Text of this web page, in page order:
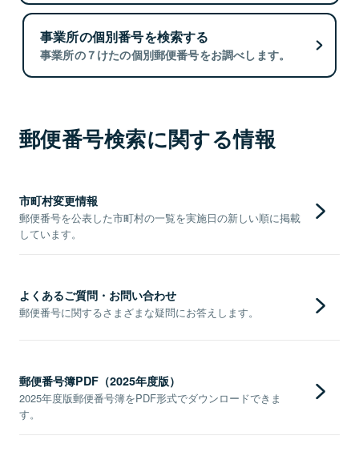
事業所の個別番号を検索する
事業所の７けたの個別郵便番号をお調べします。
郵便番号検索に関する情報
市町村変更情報
郵便番号を公表した市町村の一覧を実施日の新しい順に掲載
しています。
よくあるご質問・お問い合わせ
郵便番号に関するさまざまな疑問にお答えします。
郵便番号簿PDF（2025年度版）
2025年度版郵便番号簿をPDF形式でダウンロードできま
す。